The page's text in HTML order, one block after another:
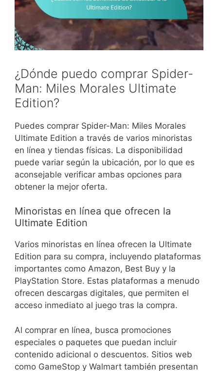
¿Dónde puedo comprar Spider-
Man: Miles Morales Ultimate
Edition?
Puedes comprar Spider-Man: Miles Morales
Ultimate Edition a través de varios minoristas
en línea y tiendas físicas. La disponibilidad
puede variar según la ubicación, por lo que es
aconsejable verificar ambas opciones para
obtener la mejor oferta.
Minoristas en línea que ofrecen la
Ultimate Edition
Varios minoristas en línea ofrecen la Ultimate
Edition para su compra, incluyendo plataformas
importantes como Amazon, Best Buy y la
PlayStation Store. Estas plataformas a menudo
ofrecen descargas digitales, que permiten el
acceso inmediato al juego tras la compra.
Al comprar en línea, busca promociones
especiales o paquetes que puedan incluir
contenido adicional o descuentos. Sitios web
como GameStop y Walmart también presentan